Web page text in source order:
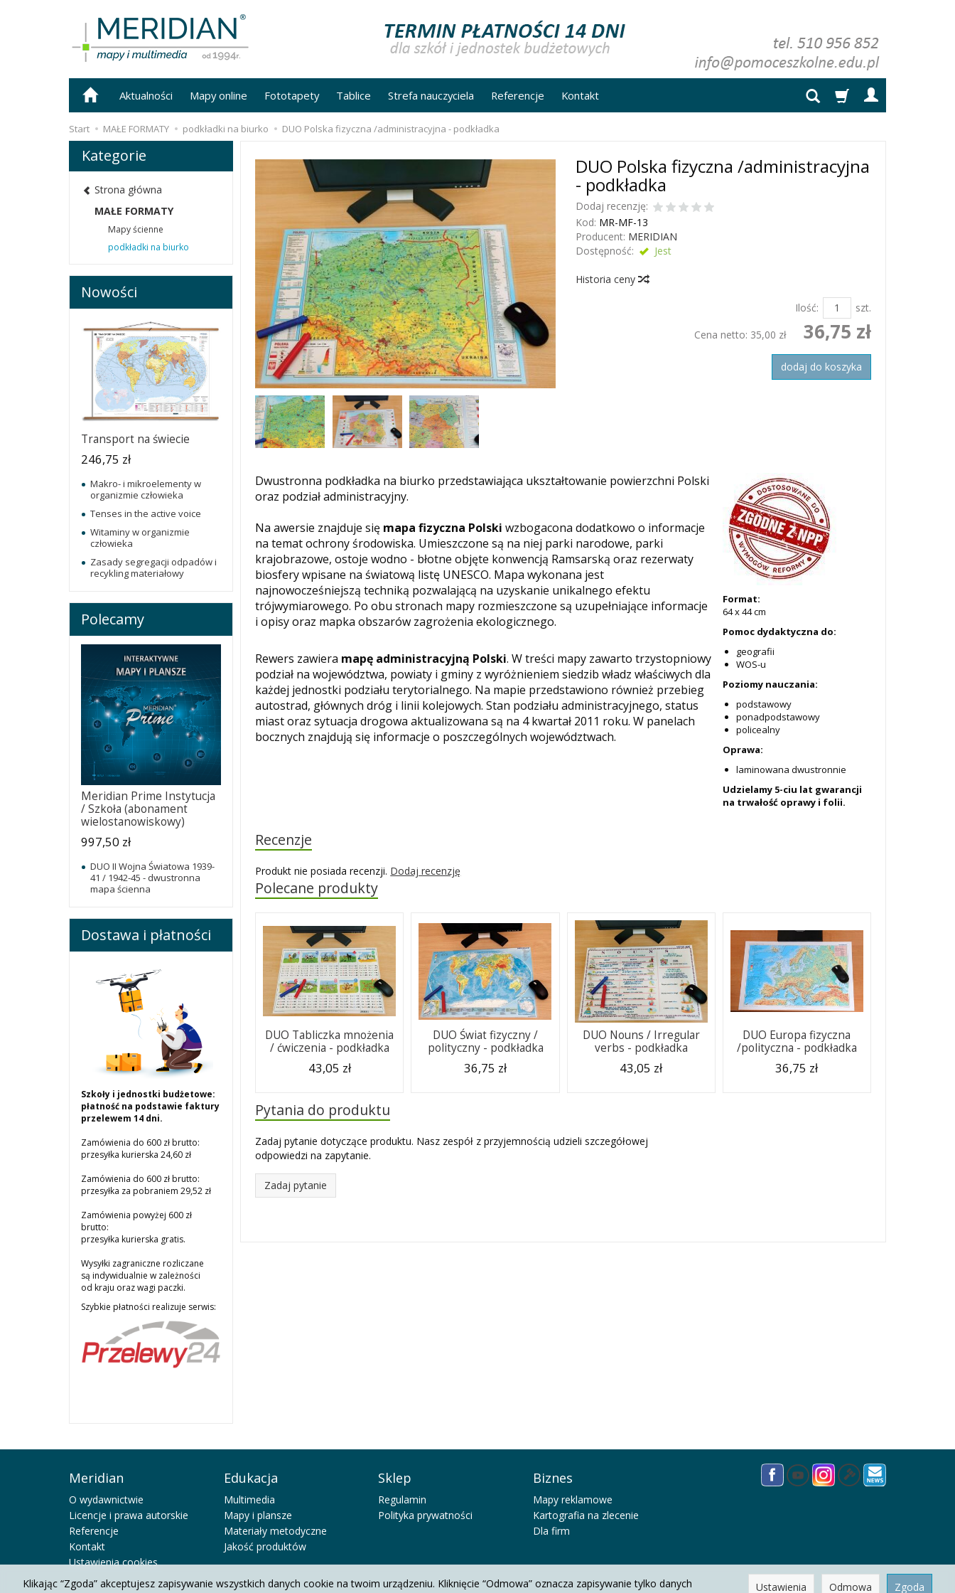
Aktualności Mapy online Fototapety Tablice Strefa nauczyciela Referencje Kontakt
Start MAŁE FORMATY podkładki na biurko DUO Polska fizyczna /administracyjna - podkładka
DUO Polska fizyczna /administracyjna
- podkładka
Dodaj recenzję:
Kod: MR-MF-13
Producent: MERIDIAN
Dostępność:
Jest
Historia ceny
Ilość:
szt.
Cena netto: 35,00 zł 36,75 zł
dodaj do koszyka
Dwustronna podkładka na biurko przedstawiająca ukształtowanie powierzchni Polski
oraz podział administracyjny.
Na awersie znajduje się mapa fizyczna Polskiwzbogacona dodatkowo o informacje
na temat ochrony środowiska. Umieszczone są na niej parki narodowe, parki
krajobrazowe, ostoje wodno - błotne objęte konwencją Ramsarską oraz rezerwaty
biosfery wpisane na światową listę UNESCO. Mapa wykonana jest
najnowocześniejszą techniką pozwalającą na uzyskanie unikalnego efektu
trójwymiarowego. Po obu stronach mapy rozmieszczone są uzupełniające informacje
i opisy oraz mapka obszarów zagrożenia ekologicznego.
Rewers zawiera mapę administracyjną Polski. W treści mapy zawarto trzystopniowy
podział na województwa, powiaty i gminy z wyróżnieniem siedzib władz właściwych dla
każdej jednostki podziału terytorialnego. Na mapie przedstawiono również przebieg
autostrad, głównych dróg i linii kolejowych. Stan podziału administracyjnego, status
miast oraz sytuacja drogowa aktualizowana są na 4 kwartał 2011 roku. W panelach
bocznych znajdują się informacje o poszczególnych województwach.
Format:
64 x 44 cm
Pomoc dydaktyczna do:
geografii
WOS-u
Poziomy nauczania:
podstawowy
ponadpodstawowy
policealny
Oprawa:
laminowana dwustronnie
Udzielamy 5-ciu lat gwarancji
na trwałość oprawy i folii.
Recenzje
Produkt nie posiada recenzji. Dodaj recenzję
Polecane produkty
DUO Tabliczka mnożenia
/ ćwiczenia - podkładka
43,05 zł
DUO Świat fizyczny /
polityczny - podkładka
36,75 zł
DUO Nouns / Irregular
verbs - podkładka
43,05 zł
DUO Europa fizyczna
/polityczna - podkładka
36,75 zł
Pytania do produktu
Zadaj pytanie dotyczące produktu. Nasz zespół z przyjemnością udzieli szczegółowej
odpowiedzi na zapytanie.
Zadaj pytanie
Kategorie
Strona główna
MAŁE FORMATY
Mapy ścienne
podkładki na biurko
Nowości
Transport na świecie
246,75 zł
Makro- i mikroelementy w
organizmie człowieka
Tenses in the active voice
Witaminy w organizmie
człowieka
Zasady segregacji odpadów i
recykling materiałowy
Polecamy
Meridian Prime Instytucja
/ Szkoła (abonament
wielostanowiskowy)
997,50 zł
DUO II Wojna Światowa 1939-
41 / 1942-45 - dwustronna
mapa ścienna
Dostawa i płatności
Szkoły i jednostki budżetowe:
płatność na podstawie faktury
przelewem 14 dni.
Zamówienia do 600 zł brutto:
przesyłka kurierska 24,60 zł
Zamówienia do 600 zł brutto:
przesyłka za pobraniem 29,52 zł
Zamówienia powyżej 600 zł
brutto:
przesyłka kurierska gratis.
Wysyłki zagraniczne rozliczane
są indywidualnie w zależności
od kraju oraz wagi paczki.
Szybkie płatności realizuje serwis:
Meridian
O wydawnictwie
Licencje i prawa autorskie
Referencje
Kontakt
Ustawienia cookies
Edukacja
Multimedia
Mapy i plansze
Materiały metodyczne
Jakość produktów
Sklep
Regulamin
Polityka prywatności
Biznes
Mapy reklamowe
Kartografia na zlecenie
Dla firm
Klikając “Zgoda” akceptujesz zapisywanie wszystkich danych cookie na twoim urządzeniu. Kliknięcie “Odmowa” oznacza zapisywanie tylko danych
Ustawienia Odmowa Zgoda